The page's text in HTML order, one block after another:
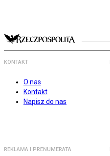
KONTAKT
O nas
Kontakt
Napisz do nas
REKLAMA I PRENUMERATA